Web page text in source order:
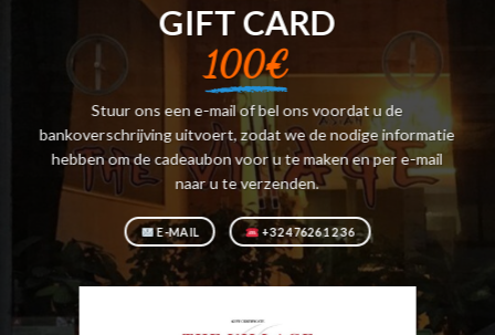
GIFT CARD
100€
Stuur ons een e-mail of bel ons voordat u de
bankoverschrijving uitvoert, zodat we de nodige informatie
hebben om de cadeaubon voor u te maken en per e-mail
naar u te verzenden.
E-MAIL +32 47626 12 36